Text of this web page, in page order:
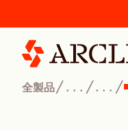
全製品/ ... /... /